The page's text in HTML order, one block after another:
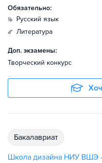
Обязательно:
русский язык
литература
Доп. экзамены:
Творческий конкурс
бакалавриат
Школа дизайна НИУ ВШЭ -